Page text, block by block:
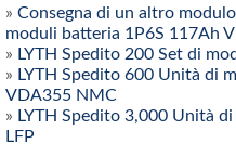
» Consegna di un altro
moduli batteria 1P6S 117Ah
» LYTH Spedito 200 Set di
» LYTH Spedito 600 Unità di
VDA355 NMC
» LYTH Spedito 3,000 Unità
LFP